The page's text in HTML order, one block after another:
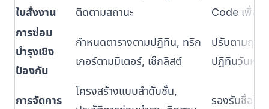
ใบสั่งงาน
ติดตามสถานะ
Code เพื่อร
การซ่อม
บำรุงเชิง
ป้องกัน
กำหนดตารางตามปฏิทิน, ทริก
เกอร์ตามมิเตอร์, เช็กลิสต์
ปรับตามฤดู
ปฏิทินวันหยุ
การจัดการ
โครงสร้างแบบลำดับชั้น,
รองรับชื่อไท